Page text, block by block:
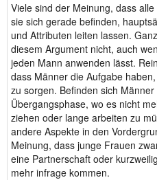
Viele sind der Meinung, dass
sie sich gerade befinden,
und Attributen leiten lassen.
diesem Argument nicht, auch
jeden Mann anwenden lässt.
dass Männer die Aufgabe
zu sorgen. Befinden sich
Übergangsphase, wo es nicht
ziehen oder lange arbeiten zu
andere Aspekte in den
Meinung, dass junge Frauen
eine Partnerschaft oder
mehr infrage kommen.